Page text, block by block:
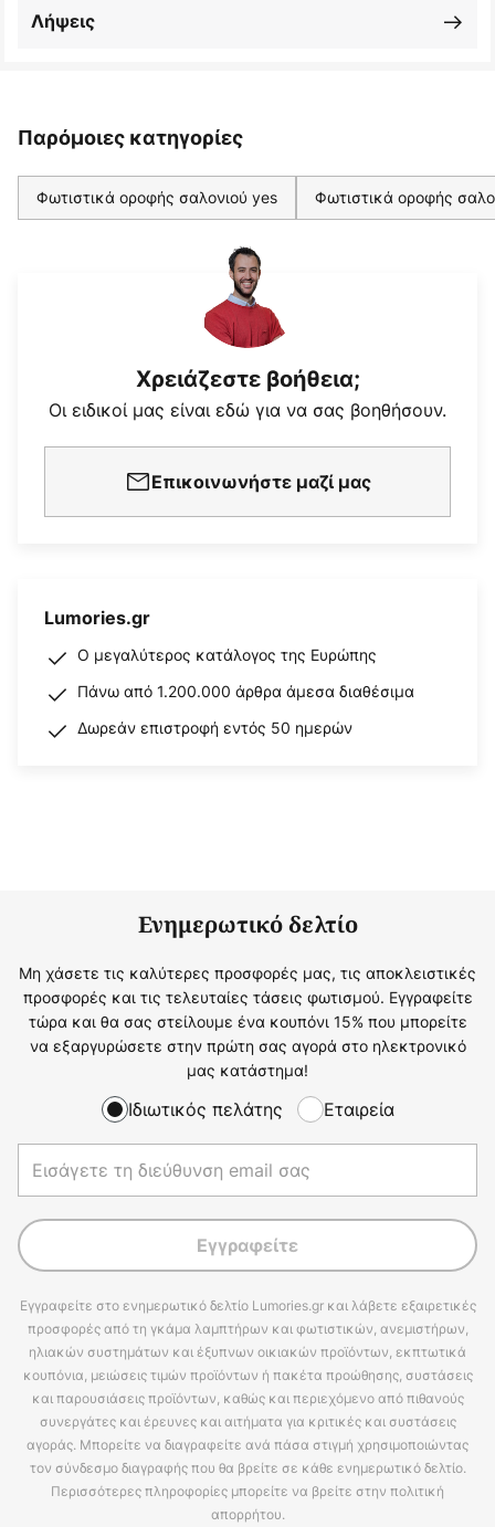
Λήψεις
Παρόμοιες κατηγορίες
Φωτιστικά οροφής σαλονιού yes Φωτιστικά οροφής
Χρειάζεστε βοήθεια;
Οι ειδικοί μας είναι εδώ για να σας βοηθήσουν.
Επικοινωνήστε μαζί μας
Lumories.gr
Ο μεγαλύτερος κατάλογος της Ευρώπης
Πάνω από 1.200.000 άρθρα άμεσα διαθέσιμα
Δωρεάν επιστροφή εντός 50 ημερών
Ενημερωτικό δελτίο
Μη χάσετε τις καλύτερες προσφορές μας, τις αποκλειστικές
προσφορές και τις τελευταίες τάσεις φωτισμού. Εγγραφείτε
τώρα και θα σας στείλουμε ένα κουπόνι 15% που μπορείτε
να εξαργυρώσετε στην πρώτη σας αγορά στο ηλεκτρονικό
μας κατάστημα!
Ιδιωτικός πελάτης Εταιρεία
Εγγραφείτε
Εγγραφείτε στο ενημερωτικό δελτίο Lumories.gr και λάβετε εξαιρετικές
προσφορές από τη γκάμα λαμπτήρων και φωτιστικών, ανεμιστήρων,
ηλιακών συστημάτων και έξυπνων οικιακών προϊόντων, εκπτωτικά
κουπόνια, μειώσεις τιμών προϊόντων ή πακέτα προώθησης, συστάσεις
και παρουσιάσεις προϊόντων, καθώς και περιεχόμενο από πιθανούς
συνεργάτες και έρευνες και αιτήματα για κριτικές και συστάσεις
αγοράς. Μπορείτε να διαγραφείτε ανά πάσα στιγμή χρησιμοποιώντας
τον σύνδεσμο διαγραφής που θα βρείτε σε κάθε ενημερωτικό δελτίο.
Περισσότερες πληροφορίες μπορείτε να βρείτε στην πολιτική
απορρήτου.